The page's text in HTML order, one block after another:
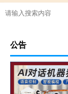
公告